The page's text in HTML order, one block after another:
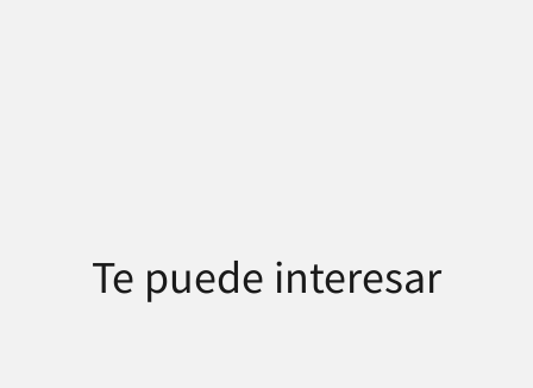
Te puede interesar